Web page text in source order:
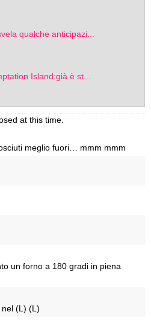
qualche anticipazi...
Island:già è st...
at this time.
meglio fuori… mmm mmm
un forno a 180 gradi in piena
(L) (L)